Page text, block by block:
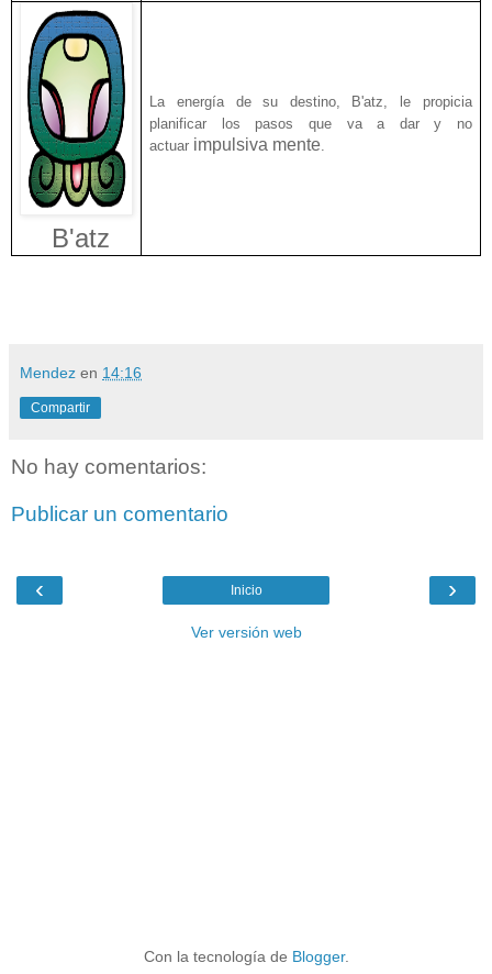
B'atz
La energía de su destino, B'atz, le propicia
planificar los pasos que va a dar y no
actuar impulsiva mente
Mendez en 14:16
Compartir
No hay comentarios:
Publicar un comentario
‹ ›
Inicio
Ver versión web
Con la tecnología de Blogger.